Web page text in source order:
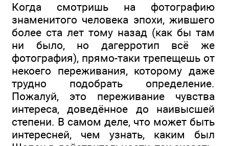
Когда смотришь на фотографию
знаменитого человека эпохи, жившего
более ста лет тому назад (как бы там
ни было, но дагерротип всё же
фотография), прямо-таки трепещешь от
некоего переживания, которому даже
трудно подобрать определение.
Пожалуй, это переживание чувства
интереса, доведённое до наивысшей
степени. В самом деле, что может быть
интересней, чем узнать, каким был